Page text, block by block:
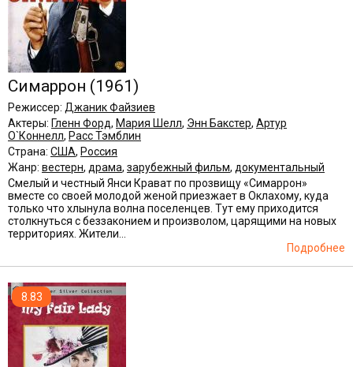
Симаррон (1961)
Режиссер: Джаник Файзиев
Актеры: Гленн Форд, Мария Шелл, Энн Бакстер, Артур
О`Коннелл, Расс Тэмблин
Страна: США, Россия
Жанр: вестерн, драма, зарубежный фильм, документальный
Смелый и честный Янси Крават по прозвищу «Симаррон»
вместе со своей молодой женой приезжает в Оклахому, куда
только что хлынула волна поселенцев. Тут ему приходится
столкнуться с беззаконием и произволом, царящими на новых
территориях. Жители...
Подробнее
8.83